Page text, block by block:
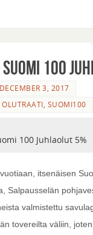
100
DECEMBER 3, 2017
OLUTRAATI, SUOMI100
100 Juhlaolut 5%
itsenäisen
Salpausselän
valmistettu
tovereilta väliin,